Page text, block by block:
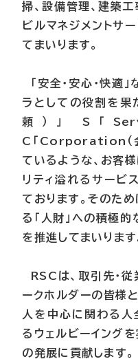
掃、設備管理、建築
ビルマネジメントサ
てまいります。
「安全・安心・快適
ラとしての役割を果
頼）」 S「
C「Corporation（
ているような、お客
リティ溢れるサービ
ております。そのた
る「人財」への積極
を推進してまいります
RSCは、取引先・従
ークホルダーの皆様
人を中心に関わる人
るウェルビーイング
の発展に貢献します。